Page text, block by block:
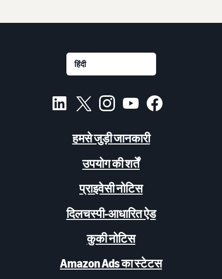
हमसे जुड़ी जानकारी
उपयोग की शर्तें
प्राइवेसी नोटिस
दिलचस्पी-आधारित ऐड
कुकी नोटिस
Amazon Ads का स्टेटस